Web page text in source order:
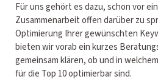
Für uns gehört es dazu, schon vor
Zusammenarbeit offen darüber zu
Optimierung Ihrer gewünschten
bieten wir vorab ein kurzes
gemeinsam klären, ob und in
für die Top 10 optimierbar sind.